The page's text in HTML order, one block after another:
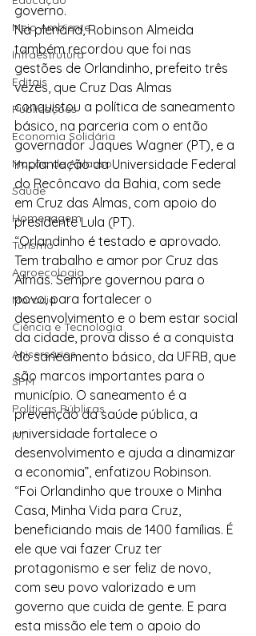
Meio Ambiente
Infraestrutura
Editais
Publicações
Economia Solidária
Moção de Aplauso
Saúde
Homenagem
Turismo
Agroecologia
Moradia
Ciência e Tecnologia
Anisersários
SPM
Políticas Públicas
PT
governo.
Na plenária, Robinson Almeida
também recordou que foi nas
gestões de Orlandinho, prefeito três
vezes, que Cruz Das Almas
conquistou a política de saneamento
básico, na parceria com o então
governador Jaques Wagner (PT), e a
implantação da Universidade Federal
do Recôncavo da Bahia, com sede
em Cruz das Almas, com apoio do
presidente Lula (PT).
“Orlandinho é testado e aprovado.
Tem trabalho e amor por Cruz das
Almas. Sempre governou para o
povo, para fortalecer o
desenvolvimento e o bem estar social
da cidade, prova disso é a conquista
do saneamento básico, da UFRB, que
são marcos importantes para o
município. O saneamento é a
prevenção da saúde pública, a
universidade fortalece o
desenvolvimento e ajuda a dinamizar
a economia”, enfatizou Robinson.
“Foi Orlandinho que trouxe o Minha
Casa, Minha Vida para Cruz,
beneficiando mais de 1400 famílias. É
ele que vai fazer Cruz ter
protagonismo e ser feliz de novo,
com seu povo valorizado e um
governo que cuida de gente. E para
esta missão ele tem o apoio do